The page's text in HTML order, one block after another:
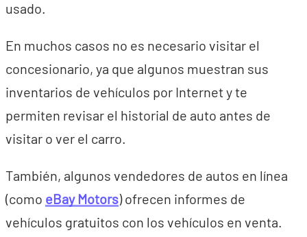
usado.
En muchos casos no es necesario visitar el
concesionario, ya que algunos muestran sus
inventarios de vehículos por Internet y te
permiten revisar el historial de auto antes de
visitar o ver el carro.
También, algunos vendedores de autos en línea
(como eBay Motors) ofrecen informes de
vehículos gratuitos con los vehículos en venta.